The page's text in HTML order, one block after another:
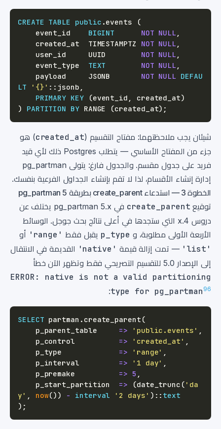
CREATE TABLE public .events
(
    event_id
BIGINT NOT NULL,
    created_at  TIMESTAMPTZ
NOT NULL,
    user_id     UUID
NOT NULL,
    event_type
TEXT NOT NULL,
    payload     JSONB
NOT NULL DEFAU
LT
'{}' ::jsonb ,
PRIMARY KEY (event_id , created_at)
)
PARTITION BY RANGE (created_at) ;
شيئان يجب ملاحظتهما: مفتاح التقسيم (created_at) هو
جزء من المفتاح الأساسي — يتطلب Postgres ذلك لأي قيد
فريد على جدول مقسم. والجدول فارغ: يتولى pg_partman
إدارة إنشاء الأقسام، لذا لا تقم بإنشاء الجداول الفرعية بنفسك.
الخطوة 3 — استدعاء create_parent بطريقة pg_partman 5
توقيع create_parent
في pg_partman 5.x يختلف عن
دروس 4.x التي ستجدها في أعلى نتائج بحث جوجل. الوسائط
الأربعة الأولى مطلوبة، و p_type يقبل فقط 'range' أو
'list' — تمت إزالة قيمة 'native'
القديمة في الانتقال
إلى الإصدار 5.0 للتقسيم التصريحي فقط وتظهر الآن خطأ
ERROR: native is not a valid partitioning
type for pg_partman 96
:
SELECT partman . create_parent (
    p_parent_table
=> 'public.events' ,
    p_control
=> 'created_at' ,
    p_type
=> 'range' ,
    p_interval
=> '1 day' ,
    p_premake
=> 5 ,
    p_start_partition
=> (date_trunc ( 'da
y' , now() ) - interval '2 days' ) :: text
) ;